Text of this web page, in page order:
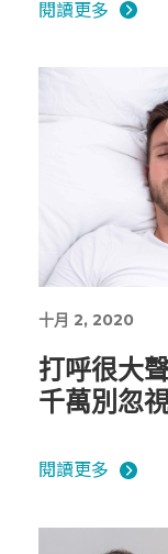
閱讀更多
十月 2, 2020
打呼很大
千萬別忽
閱讀更多